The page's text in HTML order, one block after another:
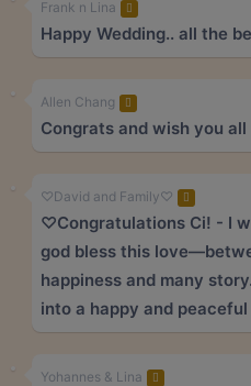
Frank n Lina
Happy Wedding.. all the
Allen Chang
Congrats and wish you
♡David and Family♡
♡Congratulations Ci! - I
god bless this
happiness and many
into a happy and
Yohannes & Lina